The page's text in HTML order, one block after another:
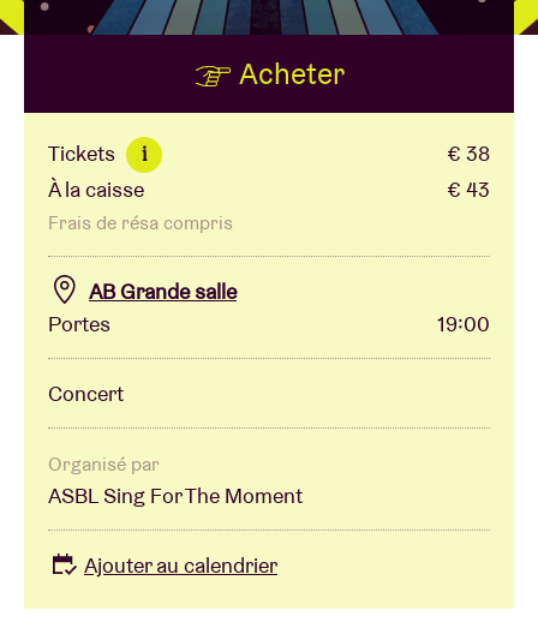
Location de salles
BRDCST
ABtv
Chèque-concert
À propos de l'AB
Contact
Acheter
Tickets i
€ 38
À la caisse
€ 43
Frais de résa compris
AB Grande salle
Portes
19:00
Concert
Organisé par
ASBL Sing For The Moment
Ajouter au calendrier